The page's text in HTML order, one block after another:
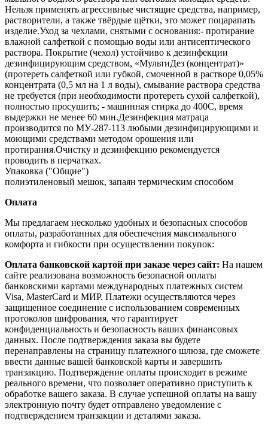
Нельзя применять агрессивные чистящие средства, например,
растворители, а также твёрдые щётки, это может поцарапать
изделие.Уход за чехлами, снятыми с основания:- протирание
влажной салфеткой с помощью воды или антисептического
раствора. Покрытие (чехол) устойчиво к дезинфекции
дезинфицирующим средством, «МультиДез (концентрат)»
(протереть салфеткой или губкой, смоченной в растворе 0,05%
концентрата (0,5 мл на 1 л воды), смывание раствора средства
не требуется (при необходимости протереть сухой салфеткой),
полностью просушить; - машинная стирка до 400С, время
выдержки не менее 60 мин.Дезинфекция матраца
производится по МУ‐287‐113 любыми дезинфицирующими и
моющими средствами методом орошения или
протирания.Очистку и дезинфекцию рекомендуется
проводить в перчатках.
Упаковка ("Общие")
полиэтиленовый мешок, запаян термическим способом
Оплата
Мы предлагаем несколько удобных и безопасных способов
оплаты, разработанных для обеспечения максимального
комфорта и гибкости при осуществлении покупок:
Оплата банковской картой при заказе через сайт: На нашем
сайте реализована возможность безопасной оплаты
банковскими картами международных платежных систем
Visa, MasterCard и МИР. Платежи осуществляются через
защищенное соединение с использованием современных
протоколов шифрования, что гарантирует
конфиденциальность и безопасность ваших финансовых
данных. После подтверждения заказа вы будете
перенаправлены на страницу платежного шлюза, где сможете
ввести данные вашей банковской карты и завершить
транзакцию. Подтверждение оплаты происходит в режиме
реального времени, что позволяет оперативно приступить к
обработке вашего заказа. В случае успешной оплаты на вашу
электронную почту будет отправлено уведомление с
подтверждением транзакции и деталями заказа.